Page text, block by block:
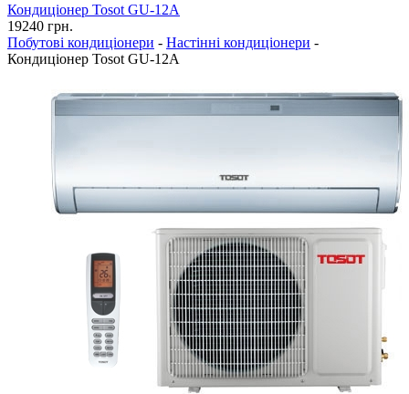
Кондиціонер Tosot GU-12A
19240 грн.
Побутові кондиціонери - Настінні кондиціонери -
Кондиціонер Tosot GU-12A